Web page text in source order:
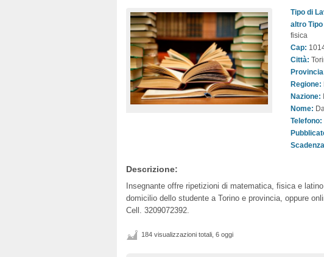
Tipo di
altro
fisica
Cap:
Città:
Regione:
Nazione:
Nome:
Telefono:
Descrizione:
Insegnante offre ripetizioni di matematica, fisica e
domicilio dello studente a Torino e provincia, oppure
Cell. 3209072392.
184 visualizzazioni totali, 6 oggi